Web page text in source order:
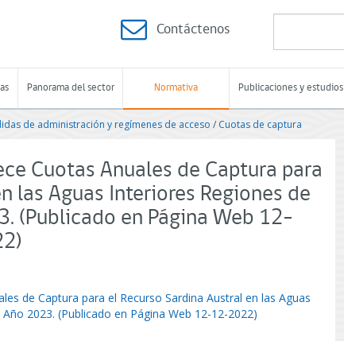
Contáctenos
Panorama del sector Normativa Publicaciones y estudios
de administración y regímenes de acceso / Cuotas de captura
Cuotas Anuales de Captura para
las Aguas Interiores Regiones de
(Publicado en Página Web 12-
de Captura para el Recurso Sardina Austral en las Aguas
2023. (Publicado en Página Web 12-12-2022)